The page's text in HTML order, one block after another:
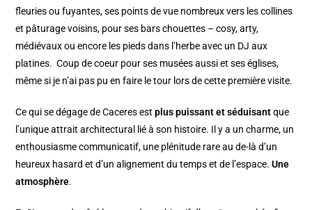
fleuries ou fuyantes, ses points de vue nombreux vers les collines
et pâturage voisins, pour ses bars chouettes – cosy, arty,
médiévaux ou encore les pieds dans l’herbe avec un DJ aux
platines. Coup de coeur pour ses musées aussi et ses églises,
même si je n’ai pas pu en faire le tour lors de cette première visite.
Ce qui se dégage de Caceres estplus puissant et séduisantque
l’unique attrait architectural lié à son histoire. Il y a un charme, un
enthousiasme communicatif, une plénitude rare au de-là d’un
heureux hasard et d’un alignement du temps et de l’espace.Une
atmosphère.